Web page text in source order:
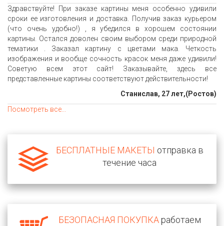
Здравствуйте! При заказе картины меня особенно удивили
сроки ее изготовления и доставка. Получив заказ курьером
(что очень удобно!) , я убедился в хорошем состоянии
картины. Остался доволен своим выбором среди природной
тематики . Заказал картину с цветами мака. Четкость
изображения и вообще сочность красок меня даже удивили!
Советую всем этот сайт! Заказывайте, здесь все
представленные картины соответствуют действительности!
Станислав, 27 лет,(Ростов)
Посмотреть все...
БЕСПЛАТНЫЕ МАКЕТЫ отправка в
течение часа
БЕЗОПАСНАЯ ПОКУПКАработаем